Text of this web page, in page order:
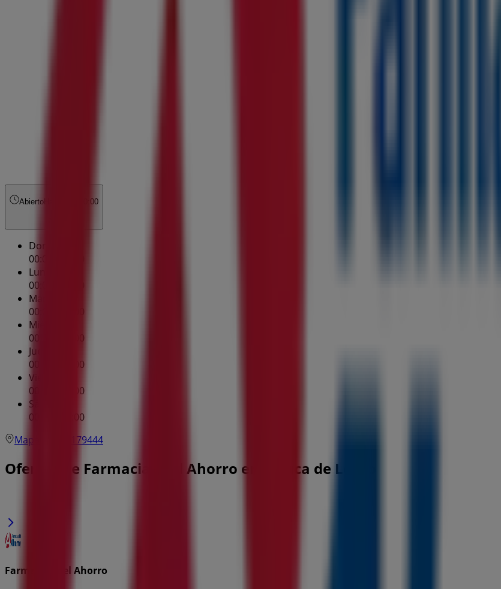
Abierto Hasta las 00:00
Domingo
00:00 - 00:00
Lunes
00:00 - 00:00
Martes
00:00 - 00:00
Miércoles
00:00 - 00:00
Jueves
00:00 - 00:00
Viernes
00:00 - 00:00
Sábado
00:00 - 00:00
Mapa
7222179444
Ofertas de Farmacias del Ahorro en Toluca de Lerdo
Farmacias del Ahorro